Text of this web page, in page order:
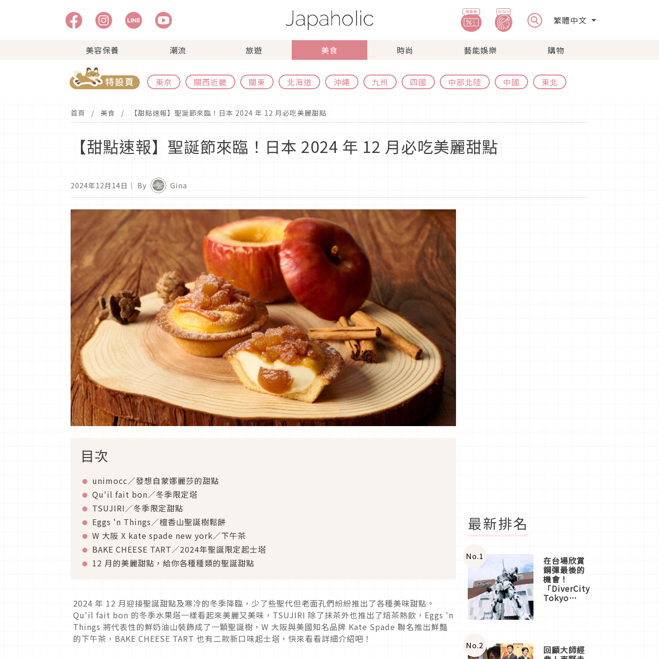
繁體中文
美容保養 潮流 旅遊 美食 時尚 藝能娛樂 購物
東京 關西近畿 關東 北海道 沖繩 九州 四國 中部北陸 中國 東北
首頁 美食 【甜點速報】聖誕節來臨！日本 2024 年 12 月必吃美麗甜點
【甜點速報】聖誕節來臨！日本 2024 年 12 月必吃美麗甜點
2024年12月14日 ｜ By Gina
目次
unimocc／發想自蒙娜麗莎的甜點
Qu'il fait bon／冬季限定塔
TSUJIRI／冬季限定甜點
Eggs 'n Things／檀香山聖誕樹鬆餅
W 大阪 X kate spade new york／下午茶
BAKE CHEESE TART／2024年聖誕限定起士塔
12 月的美麗甜點，給你各種種類的聖誕甜點
2024 年 12 月迎接聖誕甜點及寒冷的冬季降臨，少了些聖代但老面孔們紛紛推出了各種美味甜點。
Qu'il fait bon 的冬季水果塔一樣看起來美麗又美味，TSUJIRI 除了抹茶外也推出了焙茶熱飲，Eggs 'n
Things 將代表性的鮮奶油山裝飾成了一顆聖誕樹，W 大阪與美國知名品牌 Kate Spade 聯名推出鮮豔
的下午茶，BAKE CHEESE TART 也有二款新口味起士塔，快來看看詳細介紹吧！
最新排名
No.1 在台場欣賞
鋼彈最後的
機會！
「DiverCity
Tokyo
體驗
No.2 回顧大師經